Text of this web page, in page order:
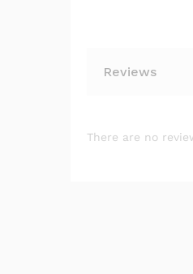
Reviews
There are no